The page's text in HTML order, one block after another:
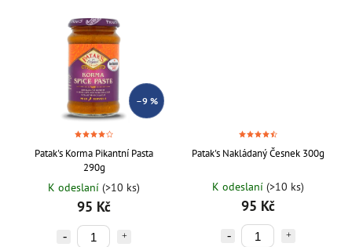
–9 %
Patak's Korma Pikantní Pasta
290g
K odeslaní (>10 ks)
95 Kč
Patak's Nakládaný Česnek 300g
K odeslaní (>10 ks)
95 Kč